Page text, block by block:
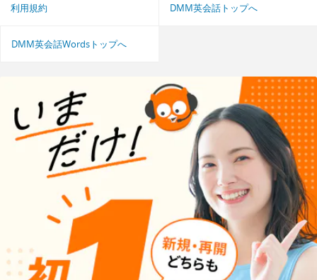
利用規約 DMM英会話トップへ
DMM英会話Wordsトップへ